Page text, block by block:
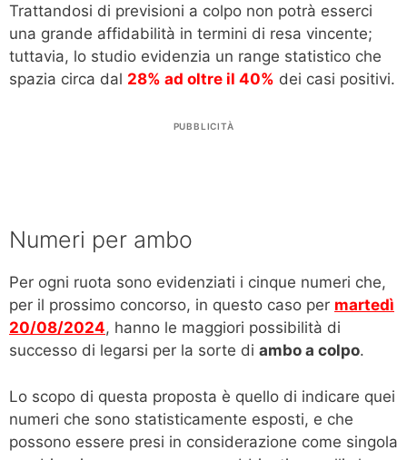
Trattandosi di previsioni a colpo non potrà esserci
una grande affidabilità in termini di resa vincente;
tuttavia, lo studio evidenzia un range statistico che
spazia circa dal 28% ad oltre il 40% dei casi positivi.
PUBBLICITÀ
Numeri per ambo
Per ogni ruota sono evidenziati i cinque numeri che,
per il prossimo concorso, in questo caso per martedì
20/08/2024, hanno le maggiori possibilità di
successo di legarsi per la sorte di ambo a colpo.
Lo scopo di questa proposta è quello di indicare quei
numeri che sono statisticamente esposti, e che
possono essere presi in considerazione come singola